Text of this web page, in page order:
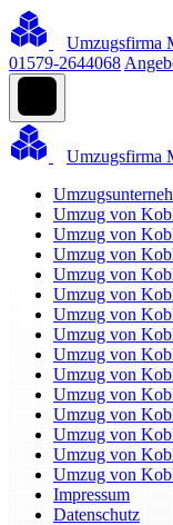
Umzugsfirma
01579-2644068
Umzugsfirma
Umzug von
Umzug von
Umzug von
Umzug von
Umzug von
Umzug von
Umzug von
Umzug von
Umzug von
Umzug von
Umzug von
Umzug von
Umzug von
Umzug von
Impressum
Datenschutz